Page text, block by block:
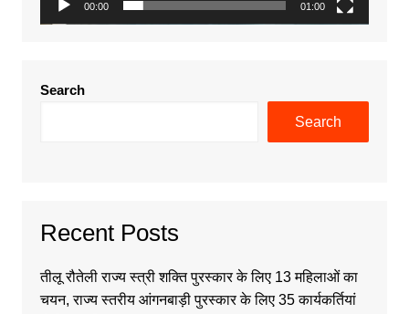
00:00 01:00
Search
Search
Recent Posts
तीलू रौतेली राज्य स्त्री शक्ति पुरस्कार के लिए 13 महिलाओं का
चयन, राज्य स्तरीय आंगनबाड़ी पुरस्कार के लिए 35 कार्यकर्तियां